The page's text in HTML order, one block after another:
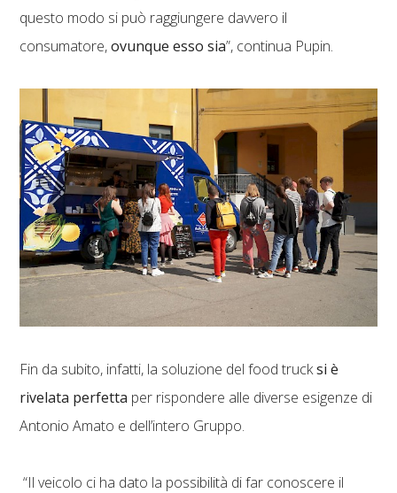
questo modo si può raggiungere davvero il
consumatore,ovunque esso sia”, continua Pupin.
Fin da subito, infatti, la soluzione del food trucksi è
rivelata perfetta per rispondere alle diverse esigenze di
Antonio Amato e dell’intero Gruppo.
“Il veicolo ci ha dato la possibilità di far conoscere il